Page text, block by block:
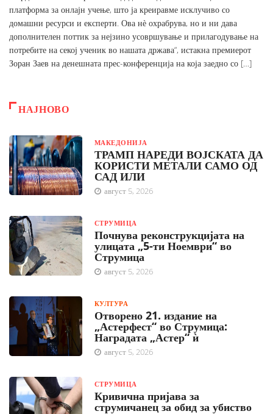
платформа за онлајн учење, што ја креиравме исклучиво со
домашни ресурси и експерти. Ова нѐ охрабрува, но и ни дава
дополнителен поттик за нејзино усовршување и прилагодување на
потребите на секој ученик во нашата држава“, истакна премиерот
Зоран Заев на денешната прес-конференција на која заедно со […]
НАЈНОВО
МАКЕДОНИЈА
ТРАМП НАРЕДИ ВОЈСКАТА ДА
КОРИСТИ МЕТАЛИ САМО ОД
САД ИЛИ
август 5, 2026
СТРУМИЦА
Почнува реконструкцијата на
улицата „5-ти Ноември“ во
Струмица
август 5, 2026
КУЛТУРА
Отворено 21. издание на
„Астерфест“ во Струмица:
Наградата „Астер“ ѝ
август 5, 2026
СТРУМИЦА
Кривична пријава за
струмичанец за обид за убиство